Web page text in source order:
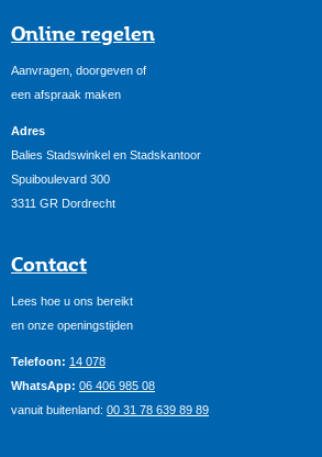
Online regelen
Aanvragen, doorgeven of
een afspraak maken
Adres
Balies Stadswinkel en Stadskantoor
Spuiboulevard 300
3311 GR Dordrecht
Contact
Lees hoe u ons bereikt
en onze openingstijden
Telefoon: 14 078
WhatsApp: 06 406 985 08
vanuit buitenland: 00 31 78 639 89 89